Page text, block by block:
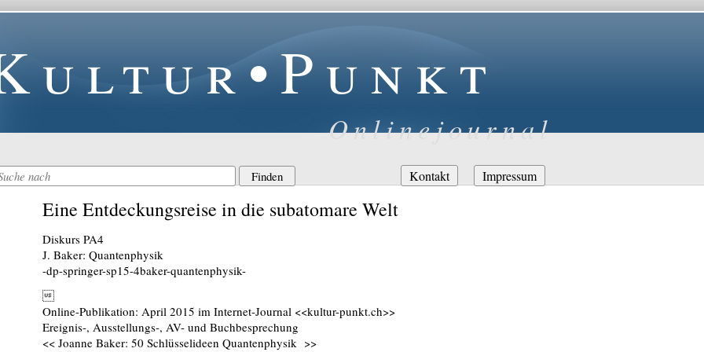
Onlinejournal
Navigation
überspringen
Kontakt Impressum
Eine Entdeckungsreise in die subatomare Welt
Diskurs PA4
J. Baker: Quantenphysik
-dp-springer-sp15-4baker-quantenphysik-
Online-Publikation: April 2015 im Internet-Journal <<kultur-punkt.ch>>
Ereignis-, Ausstellungs-, AV- und Buchbesprechung
<< Joanne Baker: 50 Schlüsselideen Quantenphysik >>